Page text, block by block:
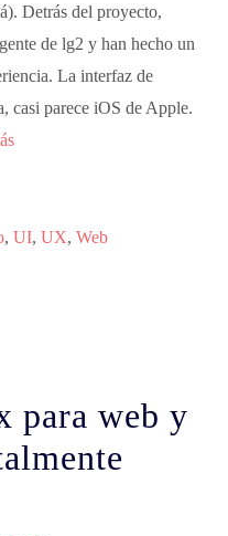
Detrás del proyecto,
de lg2 y han hecho un
La interfaz de
casi parece iOS de Apple.
, UI, UX, Web
para web y